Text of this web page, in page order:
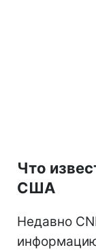
Что
США
Недавно